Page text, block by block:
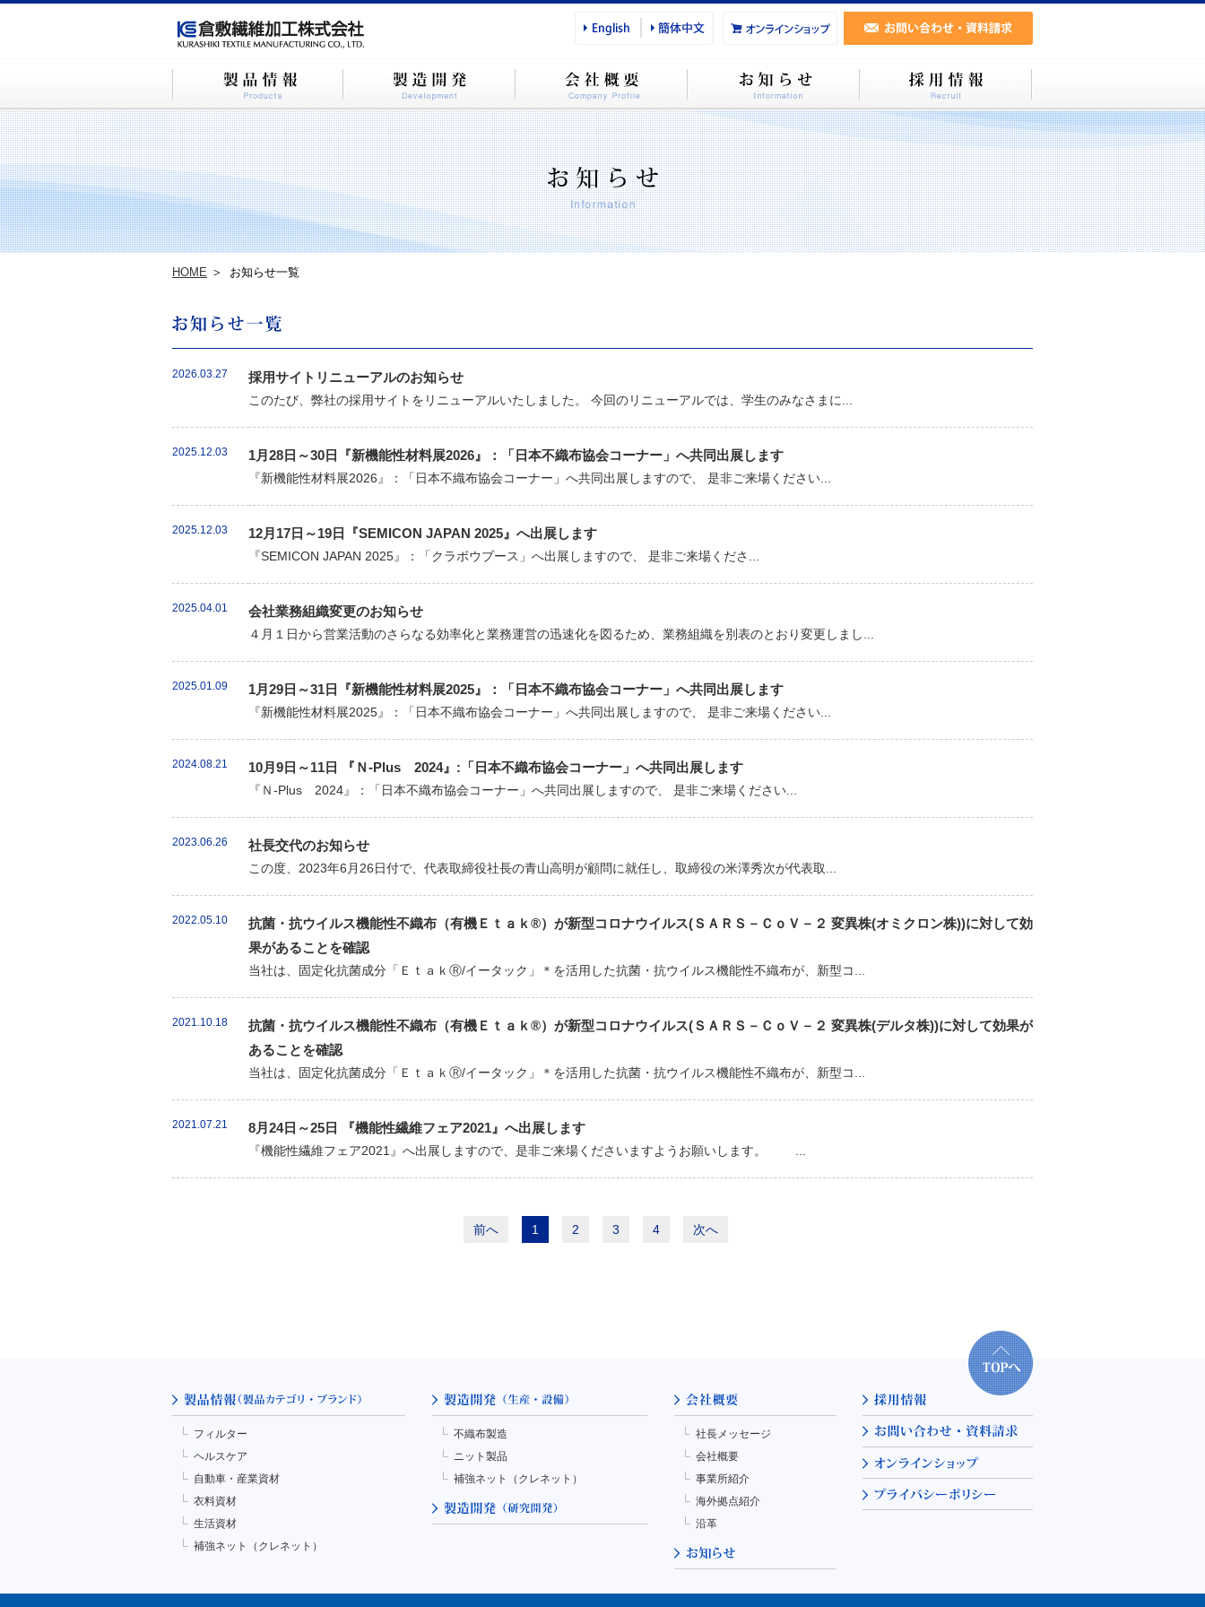
HOME お知らせ一覧
2026.03.27 採用サイトリニューアルのお知らせ
このたび、弊社の採用サイトをリニューアルいたしました。 今回のリニューアルでは、学生のみなさまに...
2025.12.03 1月28日～30日『新機能性材料展2026』：「日本不織布協会コーナー」へ共同出展します
『新機能性材料展2026』：「日本不織布協会コーナー」へ共同出展しますので、 是非ご来場ください...
2025.12.03 12月17日～19日『SEMICON JAPAN 2025』へ出展します
『SEMICON JAPAN 2025』：「クラボウブース」へ出展しますので、 是非ご来場くださ...
2025.04.01 会社業務組織変更のお知らせ
４月１日から営業活動のさらなる効率化と業務運営の迅速化を図るため、業務組織を別表のとおり変更しまし...
2025.01.09 1月29日～31日『新機能性材料展2025』：「日本不織布協会コーナー」へ共同出展します
『新機能性材料展2025』：「日本不織布協会コーナー」へ共同出展しますので、 是非ご来場ください...
2024.08.21 10月9日～11日 『Ｎ-Plus 2024』:「日本不織布協会コーナー」へ共同出展します
『Ｎ-Plus 2024』：「日本不織布協会コーナー」へ共同出展しますので、 是非ご来場ください...
2023.06.26 社長交代のお知らせ
この度、2023年6月26日付で、代表取締役社長の青山高明が顧問に就任し、取締役の米澤秀次が代表取...
2022.05.10
抗菌・抗ウイルス機能性不織布（有機Ｅｔａｋ®）が新型コロナウイルス(ＳＡＲＳ－ＣｏＶ－２ 変異株(オミクロン株))に対して効
果があることを確認
当社は、固定化抗菌成分「ＥｔａｋⓇ/イータック」＊を活用した抗菌・抗ウイルス機能性不織布が、新型コ...
2021.10.18
抗菌・抗ウイルス機能性不織布（有機Ｅｔａｋ®）が新型コロナウイルス(ＳＡＲＳ－ＣｏＶ－２ 変異株(デルタ株))に対して効果が
あることを確認
当社は、固定化抗菌成分「ＥｔａｋⓇ/イータック」＊を活用した抗菌・抗ウイルス機能性不織布が、新型コ...
2021.07.21 8月24日～25日 『機能性繊維フェア2021』へ出展します
『機能性繊維フェア2021』へ出展しますので、是非ご来場くださいますようお願いします。 ...
前へ 1 2 3 4 次へ
フィルター
ヘルスケア
自動車・産業資材
衣料資材
生活資材
補強ネット（クレネット）
不織布製造
ニット製品
補強ネット（クレネット）
社長メッセージ
会社概要
事業所紹介
海外拠点紹介
沿革